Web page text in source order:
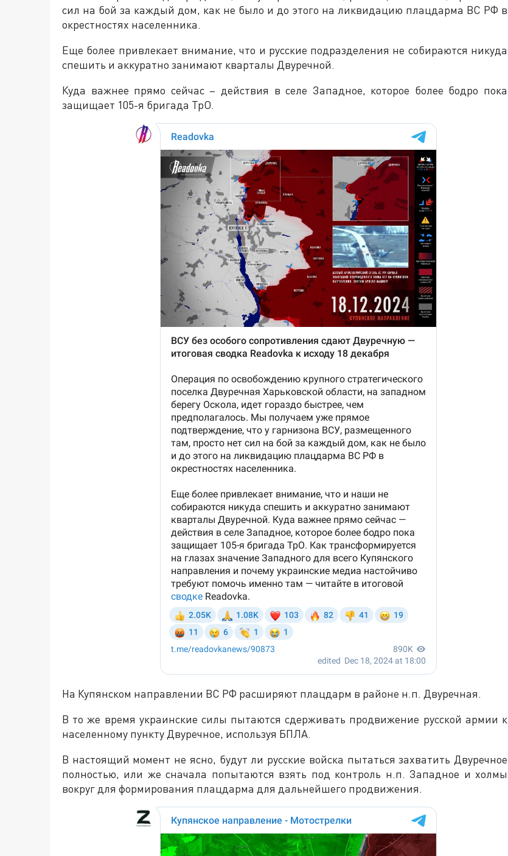
сил на бой за каждый дом, как не было и до этого на ликвидацию плацдарма ВС РФ в
окрестностях населенника.
Еще более привлекает внимание, что и русские подразделения не собираются никуда
спешить и аккуратно занимают кварталы Двуречной.
Куда важнее прямо сейчас – действия в селе Западное, которое более бодро пока
защищает 105-я бригада ТрО.
На Купянском направлении ВС РФ расширяют плацдарм в районе н.п. Двуречная.
В то же время украинские силы пытаются сдерживать продвижение русской армии к
населенному пункту Двуречное, используя БПЛА.
В настоящий момент не ясно, будут ли русские войска пытаться захватить Двуречное
полностью, или же сначала попытаются взять под контроль н.п. Западное и холмы
вокруг для формирования плацдарма для дальнейшего продвижения.